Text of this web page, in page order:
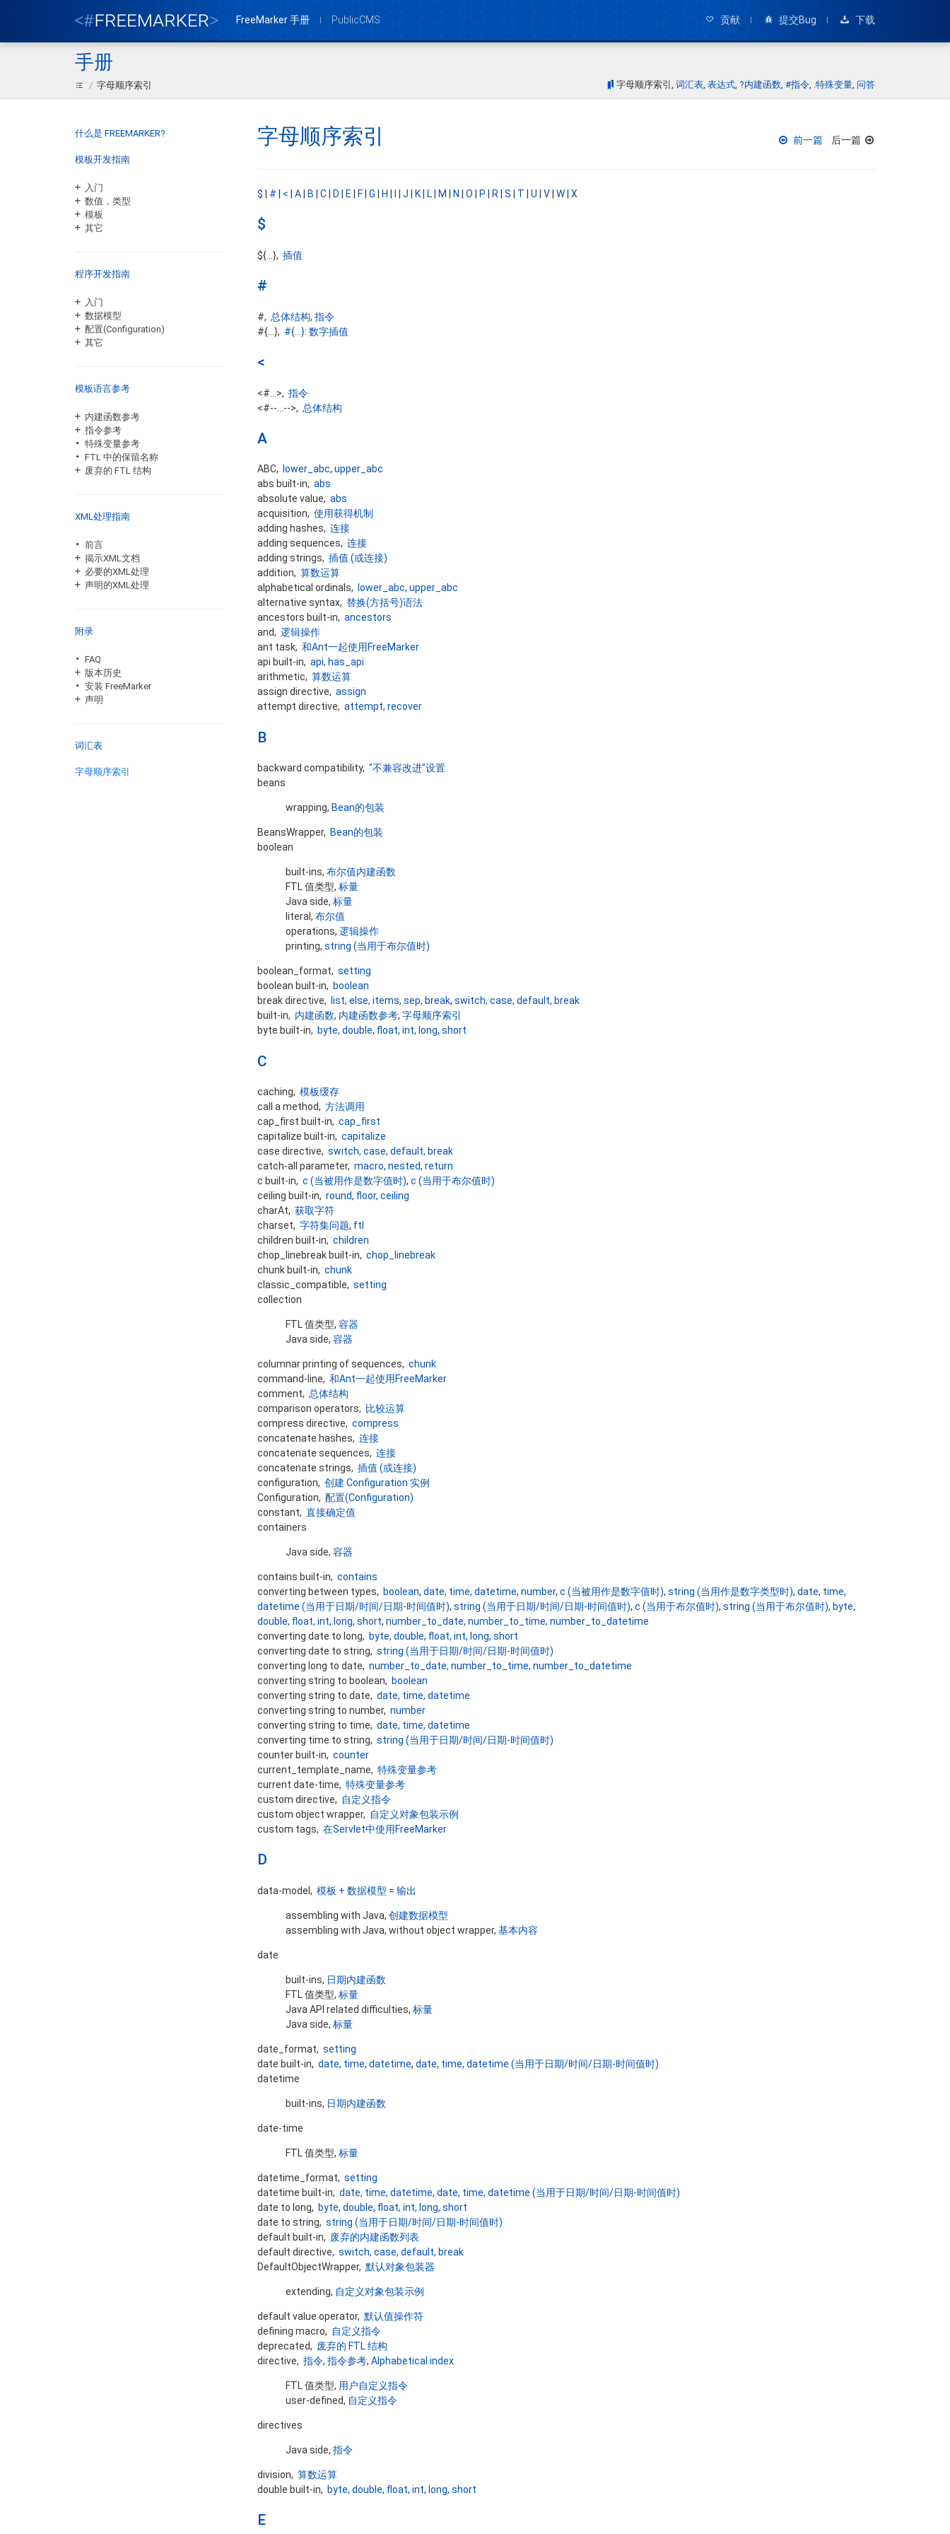
FreeMarker 手册 PublicCMS 贡献 提交Bug 下载
手册
字母顺序索引 Bookmarks:
字母顺序索引 词汇表 表达式 ?内建函数 #指令 .特殊变量 问答
什么是 FREEMARKER?
模板开发指南
入门
数值，类型
模板
其它
程序开发指南
入门
数据模型
配置(Configuration)
其它
模板语言参考
内建函数参考
指令参考
特殊变量参考
FTL 中的保留名称
废弃的 FTL 结构
XML处理指南
前言
揭示XML文档
必要的XML处理
声明的XML处理
附录
FAQ
版本历史
安装 FreeMarker
声明
词汇表
字母顺序索引
前一篇 后一篇
字母顺序索引
$ # < A B C D E F G H J K L M N O P R S T U V W X
$
${...}, 插值
#
#, 总体结构, 指令
#{...}, #{...}: 数字插值
<
<#...>, 指令
<#--...-->, 总体结构
A
ABC, lower_abc, upper_abc
abs built-in, abs
absolute value, abs
acquisition, 使用获得机制
adding hashes, 连接
adding sequences, 连接
adding strings, 插值 (或连接)
addition, 算数运算
alphabetical ordinals,
lower_abc, upper_abc
alternative syntax, 替换(方括号)语法
ancestors built-in, ancestors
and, 逻辑操作
ant task, 和Ant一起使用FreeMarker
api built-in, api, has_api
arithmetic, 算数运算
assign directive, assign
attempt directive, attempt, recover
B
backward compatibility, "不兼容改进"设置
beans
wrapping, Bean的包装
BeansWrapper, Bean的包装
boolean
built-ins, 布尔值内建函数
FTL 值类型, 标量
Java side, 标量
literal, 布尔值
operations, 逻辑操作
printing, string (当用于布尔值时)
boolean_format, setting
boolean built-in, boolean
break directive,
list, else, items, sep, break, switch, case, default, break
built-in, 内建函数, 内建函数参考, 字母顺序索引
byte built-in, byte, double, float, int, long, short
C
caching, 模板缓存
call a method, 方法调用
cap_first built-in, cap_first
capitalize built-in, capitalize
case directive, switch, case, default, break
catch-all parameter, macro, nested, return
c built-in, c (当被用作是数字值时), c (当用于布尔值时)
ceiling built-in, round, floor, ceiling
charAt, 获取字符
charset, 字符集问题, ftl
children built-in, children
chop_linebreak built-in, chop_linebreak
chunk built-in, chunk
classic_compatible, setting
collection
FTL 值类型, 容器
Java side, 容器
columnar printing of sequences, chunk
command-line, 和Ant一起使用FreeMarker
comment, 总体结构
comparison operators, 比较运算
compress directive, compress
concatenate hashes, 连接
concatenate sequences, 连接
concatenate strings, 插值 (或连接)
configuration, 创建 Configuration 实例
Configuration, 配置(Configuration)
constant, 直接确定值
containers
Java side, 容器
contains built-in, contains
converting between types, boolean, date, time, datetime, number, c (当被用作是数字值时), string (当用作是数字类型时), date, time,
datetime (当用于日期/时间/日期-时间值时), string (当用于日期/时间/日期-时间值时), c (当用于布尔值时), string (当用于布尔值时), byte,
double, float, int, long, short, number_to_date, number_to_time, number_to_datetime
converting date to long, byte, double, float, int, long, short
converting date to string, string (当用于日期/时间/日期-时间值时)
converting long to date, number_to_date, number_to_time, number_to_datetime
converting string to boolean, boolean
converting string to date, date, time, datetime
converting string to number, number
converting string to time, date, time, datetime
converting time to string, string (当用于日期/时间/日期-时间值时)
counter built-in, counter
current_template_name, 特殊变量参考
current date-time, 特殊变量参考
custom directive, 自定义指令
custom object wrapper, 自定义对象包装示例
custom tags, 在Servlet中使用FreeMarker
D
data-model, 模板 + 数据模型 = 输出
assembling with Java, 创建数据模型
assembling with Java, without object wrapper, 基本内容
date
built-ins, 日期内建函数
FTL 值类型, 标量
Java API related difficulties, 标量
Java side, 标量
date_format, setting
date built-in, date, time, datetime, date, time, datetime (当用于日期/时间/日期-时间值时)
datetime
built-ins, 日期内建函数
date-time
FTL 值类型, 标量
datetime_format, setting
datetime built-in, date, time, datetime, date, time, datetime (当用于日期/时间/日期-时间值时)
date to long, byte, double, float, int, long, short
date to string, string (当用于日期/时间/日期-时间值时)
default built-in, 废弃的内建函数列表
default directive, switch, case, default, break
DefaultObjectWrapper, 默认对象包装器
extending, 自定义对象包装示例
default value operator, 默认值操作符
defining macro, 自定义指令
deprecated, 废弃的 FTL 结构
directive, 指令, 指令参考, Alphabetical index
FTL 值类型, 用户自定义指令
user-defined, 自定义指令
directives
Java side, 指令
division, 算数运算
double built-in, byte, double, float, int, long, short
E